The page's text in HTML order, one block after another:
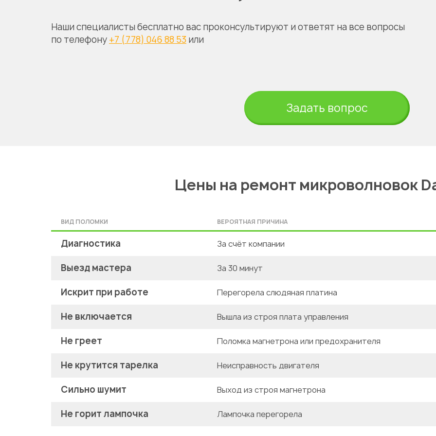
Наши специалисты бесплатно вас проконсультируют и ответят на все вопросы
по телефону +7 (778) 046 88 53 или
Задать вопрос
Цены на ремонт микроволновок
ВИД ПОЛОМКИ ВЕРОЯТНАЯ ПРИЧИНА
Диагностика За счёт компании
Выезд мастера За 30 минут
Искрит при работе Перегорела слюдяная платина
Не включается Вышла из строя плата управления
Не греет Поломка магнетрона или предохранителя
Не крутится тарелка Неисправность двигателя
Сильно шумит Выход из строя магнетрона
Не горит лампочка Лампочка перегорела